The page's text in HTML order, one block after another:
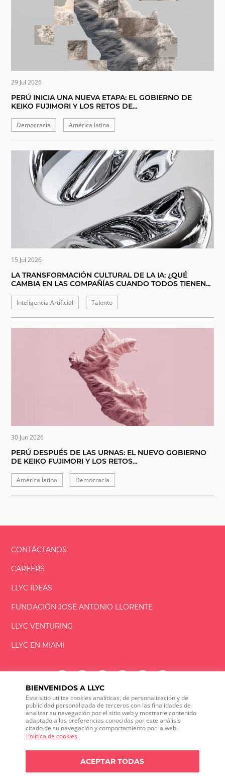
BIENVENIDOS A LLYC
Este sitio utiliza cookies analíticas, de personalización y de
publicidad personalizada de terceros con las finalidades de
analizar su navegación por el sitio web y mostrarle contenido
adaptado a las preferencias conocidas por este análisis
citado de su navegación y comportamiento por la web.
Política de cookies
ACEPTAR TODAS
29 Jul 2026
PERÚ INICIA UNA NUEVA ETAPA: EL GOBIERNO DE
KEIKO FUJIMORI Y LOS RETOS DE...
Democracia América latina
15 Jul 2026
LA TRANSFORMACIÓN CULTURAL DE LA IA: ¿QUÉ
CAMBIA EN LAS COMPAÑÍAS CUANDO TODOS TIENEN...
Inteligencia Artificial Talento
30 Jun 2026
PERÚ DESPUÉS DE LAS URNAS: EL NUEVO GOBIERNO
DE KEIKO FUJIMORI Y LOS RETOS...
América latina Democracia
CONTÁCTANOS
CAREERS
LLYC IDEAS
FUNDACIÓNJOSÉ ANTONIO LLORENTE
LLYC VENTURING
LLYC EN MIAMI
LLYC © 2026 Todos los derechos reservados
ES EN BR
600 Brickell Avenue, Suite 2125 Miami, Florida 33131
Política de cookies